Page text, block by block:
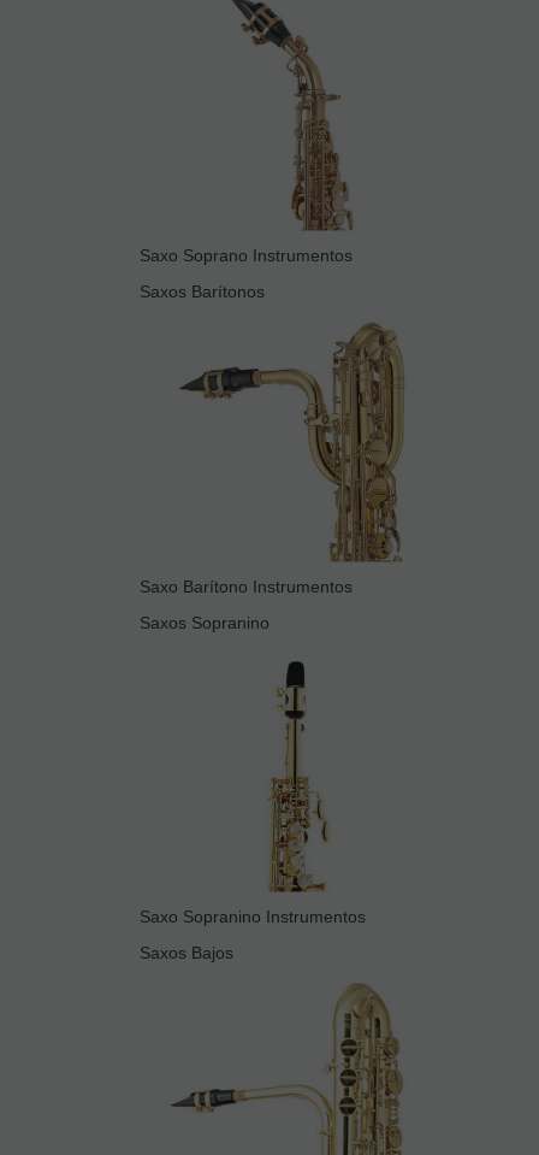
Saxo Soprano Instrumentos
Saxos Barítonos
Saxo Barítono Instrumentos
Saxos Sopranino
Saxo Sopranino Instrumentos
Saxos Bajos